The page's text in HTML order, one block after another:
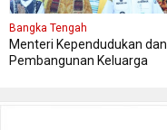
Bangka Tengah
Menteri Kependudukan dan
Pembangunan Keluarga